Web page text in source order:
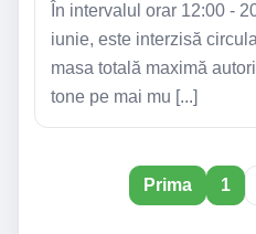
În intervalul orar 12:00 -
iunie, este interzisă
masa totală maximă
tone pe mai mu [...]
Prima 1